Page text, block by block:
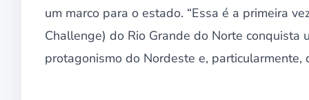
um marco para o estado. “Essa é a primeira
Challenge) do Rio Grande do Norte
protagonismo do Nordeste e, particularmente,